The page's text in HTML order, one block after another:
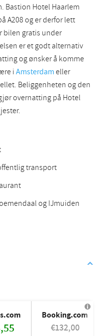
Bastion Hotel Haarlem
A208 og er derfor lett
bilen gratis under
er et godt alternativ
og ønsker å komme
iAmsterdameller
Beliggenheten og den
overnatting på Hotel
transport
og IJmuiden
Booking.com
€132,00